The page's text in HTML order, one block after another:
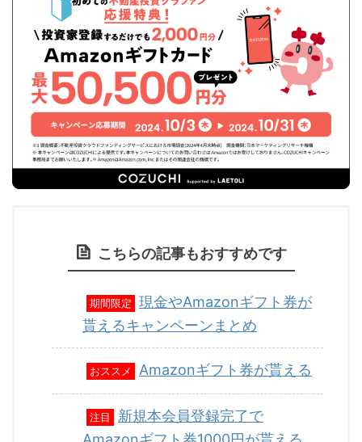
こちらの記事もおすすめです
期間限定
現金やAmazonギフト券が
貰えるキャンペーンまとめ
おススメ Amazonギフト券が貰える
注目
新規本会員登録完了で